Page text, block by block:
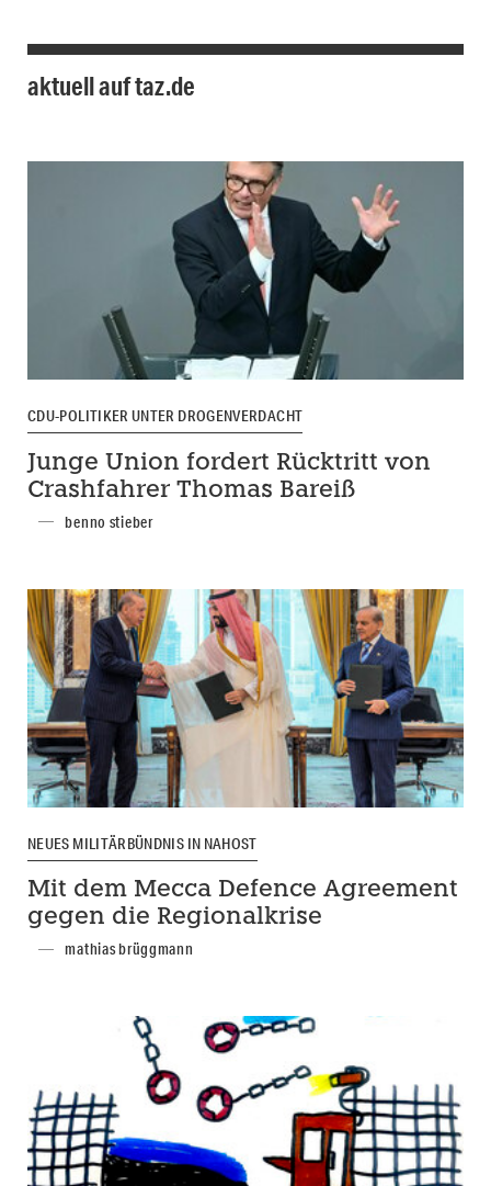
aktuell auf taz.de
CDU-POLITIKER UNTER DROGENVERDACHT
Junge Union fordert Rücktritt von
Crashfahrer Thomas Bareiß
benno stieber
NEUES MILITÄRBÜNDNIS IN NAHOST
Mit dem Mecca Defence Agreement
gegen die Regionalkrise
mathias brüggmann